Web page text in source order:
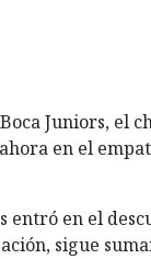
Juniors, el
en el
entró en el
sigue